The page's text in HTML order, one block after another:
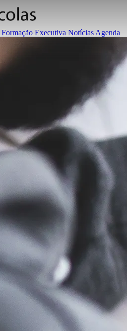
Formação Executiva Notícias Agenda